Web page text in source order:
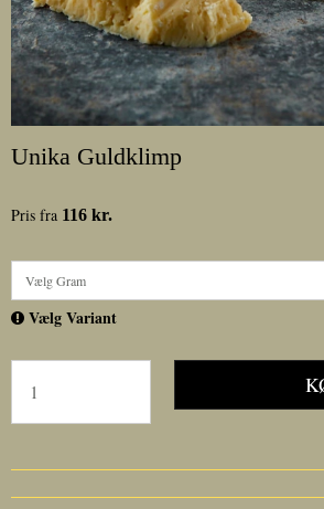
Unika Guldklimp
Pris fra 116 kr.
Vælg Gram
Vælg Variant